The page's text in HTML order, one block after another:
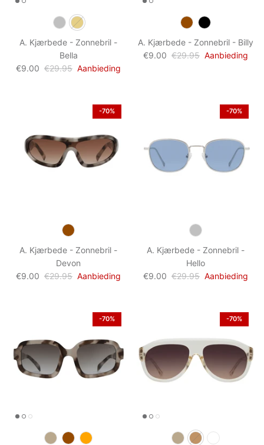
A. Kjærbede - Zonnebril -
Bella
€9.00 €29.95 Aanbieding
A. Kjærbede - Zonnebril - Billy
€9.00 €29.95 Aanbieding
-70%
A. Kjærbede - Zonnebril -
Devon
€9.00 €29.95 Aanbieding
-70%
A. Kjærbede - Zonnebril -
Hello
€9.00 €29.95 Aanbieding
-70% -70%